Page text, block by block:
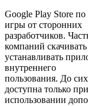
Google Play Store
игры от сторонних
разработчиков.
компаний
устанавливать
внутреннего
пользования. До
доступна только при
использовании